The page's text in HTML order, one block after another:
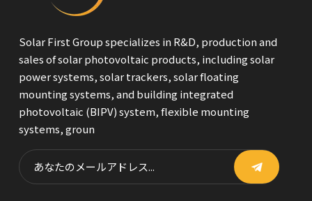
Solar First Group specializes in R&D, production and
sales of solar photovoltaic products, including solar
power systems, solar trackers, solar floating
mounting systems, and building integrated
photovoltaic (BIPV) system, flexible mounting
systems, groun